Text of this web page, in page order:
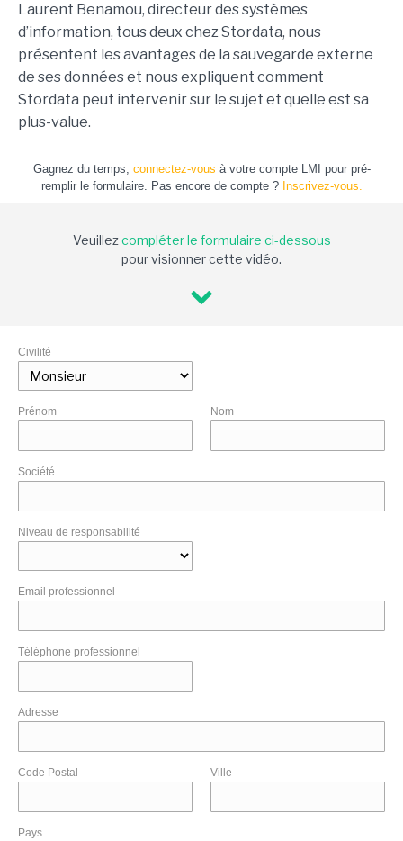
Laurent Benamou, directeur des systèmes
d’information, tous deux chez Stordata, nous
présentent les avantages de la sauvegarde externe
de ses données et nous expliquent comment
Stordata peut intervenir sur le sujet et quelle est sa
plus-value.
Gagnez du temps, connectez-vous à votre compte LMI pour pré-
remplir le formulaire. Pas encore de compte ? Inscrivez-vous.
Veuillezcompléter le formulaire ci-dessous
pour visionner cette vidéo.
Civilité
Prénom Nom
Société
Niveau de responsabilité
Email professionnel
Téléphone professionnel
Adresse
Code Postal Ville
Pays